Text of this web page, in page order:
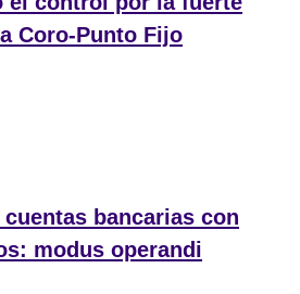
Coro-Punto Fijo
bancarias con
modus operandi